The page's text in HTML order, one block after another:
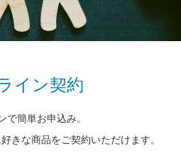
イン契約
で簡単お申込み。
きな商品をご契約いただけます。